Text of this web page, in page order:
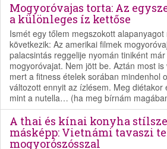
Mogyoróvajas torta: Az
a különleges íz kettőse
Ismét egy tőlem megszokott
következik: Az amerikai filmek
palacsintás reggelije nyomán tiniként
mogyoróvajat. Nem jött be. Aztán most
mert a fitness ételek sorában mindenhol
változott ennyit az ízlésem. Meg diétakor
mint a nutella… (ha meg bírnám
A thai és kínai konyha
másképp: Vietnámi tavaszi
mogyorószósszal